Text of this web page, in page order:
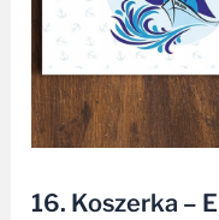
16. Koszerka –